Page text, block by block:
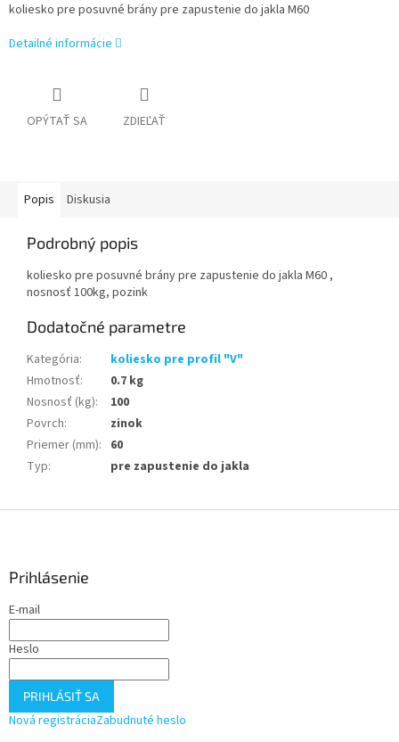
koliesko pre posuvné brány pre zapustenie do jakla M60
Detailné informácie
OPÝTAŤ SA ZDIEĽAŤ
Popis Diskusia
Podrobný popis
koliesko pre posuvné brány pre zapustenie do jakla M60 ,
nosnosť 100kg, pozink
Dodatočné parametre
Kategória:
koliesko pre profil "V"
Hmotnosť:
0.7 kg
Nosnosť (kg):
100
Povrch:
zinok
Priemer (mm): 60
Typ: pre zapustenie do jakla
Prihlásenie
E-mail
Heslo
PRIHLÁSIŤ SA
Nová registráciaZabudnuté heslo